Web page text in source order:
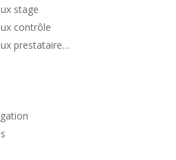
stage
contrôle
prestataire…